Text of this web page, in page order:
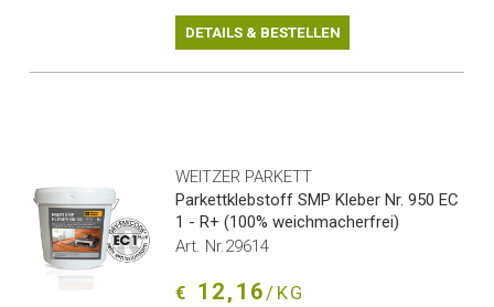
DETAILS & BESTELLEN
WEITZER PARKETT
Parkettklebstoff SMP Kleber Nr. 950 EC
1 - R+ (100% weichmacherfrei)
Art. Nr.29614
€ 12,16/KG